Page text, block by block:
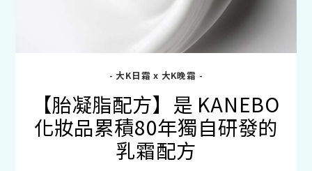
- 大K日霜 x 大K晚霜 -
【胎凝脂配方】是 KANEBO
化妝品累積80年獨自研發的
乳霜配方